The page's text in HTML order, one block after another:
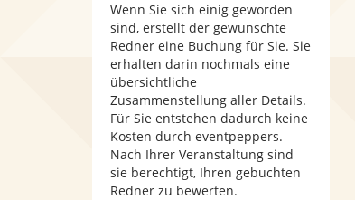
Wenn Sie sich einig geworden
sind, erstellt der gewünschte
Redner eine Buchung für Sie. Sie
erhalten darin nochmals eine
übersichtliche
Zusammenstellung aller Details.
Für Sie entstehen dadurch keine
Kosten durch eventpeppers.
Nach Ihrer Veranstaltung sind
sie berechtigt, Ihren gebuchten
Redner zu bewerten.